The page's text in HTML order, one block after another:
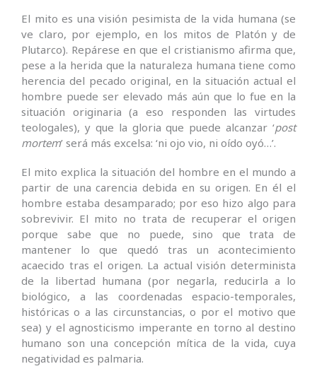
El mito es una visión pesimista de la vida humana (se
ve claro, por ejemplo, en los mitos de Platón y de
Plutarco). Repárese en que el cristianismo afirma que,
pese a la herida que la naturaleza humana tiene como
herencia del pecado original, en la situación actual el
hombre puede ser elevado más aún que lo fue en la
situación originaria (a eso responden las virtudes
teologales), y que la gloria que puede alcanzar ‘post
mortem’ será más excelsa: ‘ni ojo vio, ni oído oyó…’.
El mito explica la situa­ción del hombre en el mundo a
partir de una carencia debida en su origen. En él el
hombre estaba desamparado; por eso hizo algo para
sobrevivir. El mito no trata de recuperar el origen
porque sabe que no puede, sino que trata de
mantener lo que quedó tras un acontecimiento
acaecido tras el origen. La actual visión determinista
de la libertad humana (por negarla, reducirla a lo
biológico, a las coordenadas espacio-temporales,
históricas o a las circunstancias, o por el motivo que
sea) y el agnosticismo imperante en torno al destino
humano son una concepción mítica de la vida, cuya
negatividad es palmaria.